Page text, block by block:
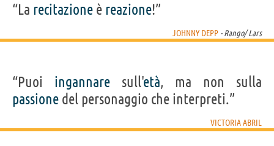
“La recitazione è reazione!”
JOHNNY DEPP - Rango/ Lars
“Puoi ingannaresull'età, ma non sulla
passione del personaggio che interpreti.”
VICTORIA ABRIL